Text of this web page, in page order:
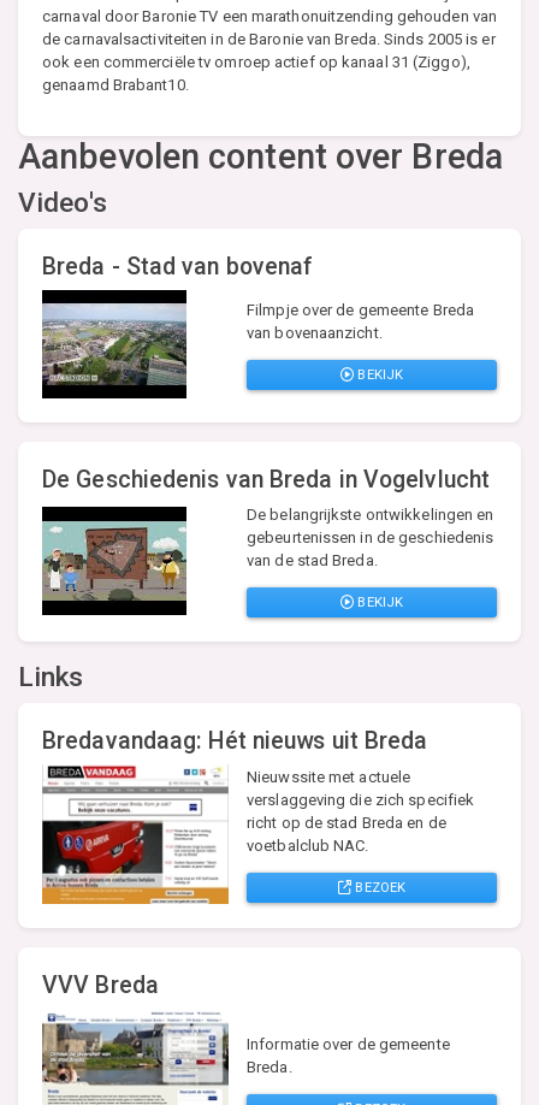
carnaval door Baronie TV een marathonuitzending gehouden van
de carnavalsactiviteiten in de Baronie van Breda. Sinds 2005 is er
ook een commerciële tv omroep actief op kanaal 31 (Ziggo),
genaamd Brabant10.
Aanbevolen content over Breda
Video's
Breda - Stad van bovenaf
Filmpje over de gemeente Breda
van bovenaanzicht.
BEKIJK
De Geschiedenis van Breda in Vogelvlucht
De belangrijkste ontwikkelingen en
gebeurtenissen in de geschiedenis
van de stad Breda.
BEKIJK
Links
Bredavandaag: Hét nieuws uit Breda
Nieuwssite met actuele
verslaggeving die zich specifiek
richt op de stad Breda en de
voetbalclub NAC.
BEZOEK
VVV Breda
Informatie over de gemeente
Breda.